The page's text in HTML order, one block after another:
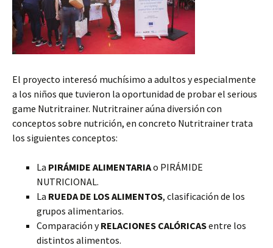
El proyecto interesó muchísimo a adultos y especialmente
a los niños que tuvieron la oportunidad de probar el serious
game Nutritrainer. Nutritrainer aúna diversión con
conceptos sobre nutrición, en concreto Nutritrainer trata
los siguientes conceptos:
La PIRÁMIDE ALIMENTARIAo PIRÁMIDE
NUTRICIONAL.
La RUEDA DE LOS ALIMENTOS, clasificación de los
grupos alimentarios.
Comparación yRELACIONES CALÓRICASentre los
distintos alimentos.